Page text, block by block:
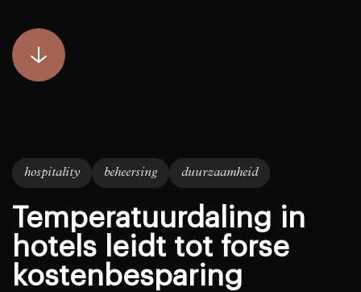
hospitality beheersing duurzaamheid
Temperatuurdaling in
hotels leidt tot forse
kostenbesparing